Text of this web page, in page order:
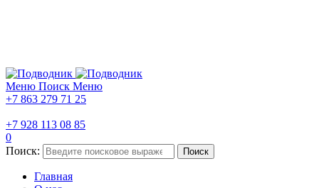
Меню Поиск Меню
+7 863 279 71 25
+7 928 113 08 85
0
Поиск:
Поиск
Главная